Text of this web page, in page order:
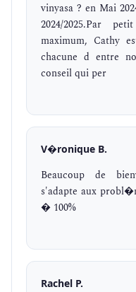
vinyasa ? en Mai
2024/2025.Par
maximum, Cathy
chacune d entre
conseil qui per
V�ronique B.
Beaucoup de
s'adapte aux
� 100%
Rachel P.